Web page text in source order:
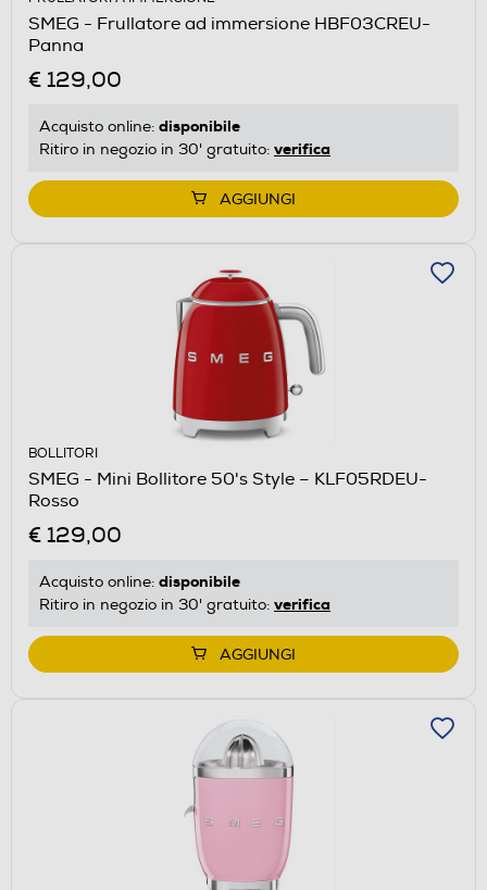
SMEG - Frullatore ad immersione HBF03CREU-
Panna
€ 129,00
Acquisto online: disponibile
Ritiro in negozio in 30' gratuito: verifica
AGGIUNGI
BOLLITORI
SMEG - Mini Bollitore 50's Style – KLF05RDEU-
Rosso
€ 129,00
Acquisto online: disponibile
Ritiro in negozio in 30' gratuito: verifica
AGGIUNGI